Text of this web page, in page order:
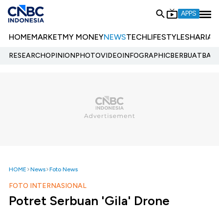
APPS
HOMEMARKETMY MONEYNEWSTECHLIFESTYLESHARIA
RESEARCHOPINIONPHOTOVIDEOINFOGRAPHIC
HOME News Foto News
FOTO INTERNASIONAL
Potret Serbuan 'Gila' Drone